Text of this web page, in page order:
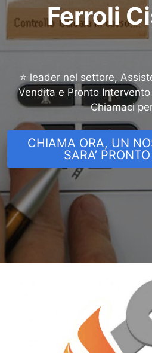
Ferroli
⭐ leader nel settore,
Vendita e Pronto
Chiamaci
CHIAMA ORA, UN
SARA’